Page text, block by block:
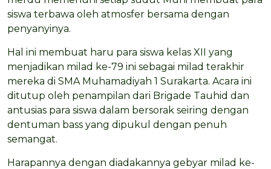
siswa terbawa oleh atmosfer bersama dengan
penyanyinya.
Hal ini membuat haru para siswa kelas XII yang
menjadikan milad ke-79 ini sebagai milad terakhir
mereka di SMA Muhamadiyah 1 Surakarta. Acara ini
ditutup oleh penampilan dari Brigade Tauhid dan
antusias para siswa dalam bersorak seiring dengan
dentuman bass yang dipukul dengan penuh
semangat.
Harapannya dengan diadakannya gebyar milad ke-